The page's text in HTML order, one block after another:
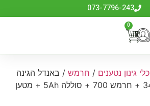
073-7796-243
0
כלי גינון נטענים / חרמש / באנדל הגינה
המקצועית מכסחת 344e + חרמש 700 + סוללה 5Ah + מטען